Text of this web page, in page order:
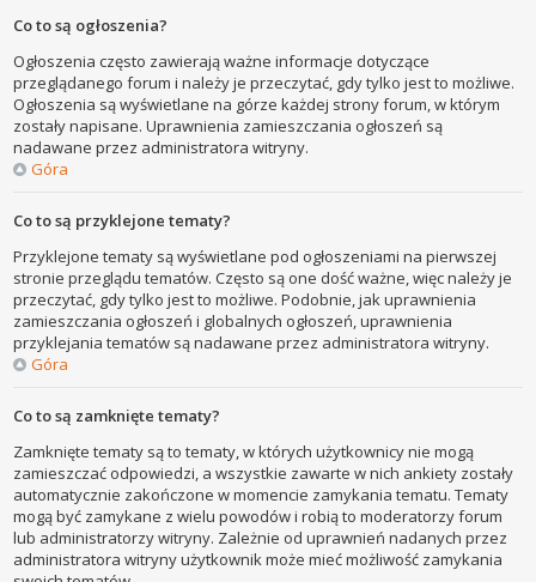
Co to są ogłoszenia?
Ogłoszenia często zawierają ważne informacje dotyczące
przeglądanego forum i należy je przeczytać, gdy tylko jest to możliwe.
Ogłoszenia są wyświetlane na górze każdej strony forum, w którym
zostały napisane. Uprawnienia zamieszczania ogłoszeń są
nadawane przez administratora witryny.
Góra
Co to są przyklejone tematy?
Przyklejone tematy są wyświetlane pod ogłoszeniami na pierwszej
stronie przeglądu tematów. Często są one dość ważne, więc należy je
przeczytać, gdy tylko jest to możliwe. Podobnie, jak uprawnienia
zamieszczania ogłoszeń i globalnych ogłoszeń, uprawnienia
przyklejania tematów są nadawane przez administratora witryny.
Góra
Co to są zamknięte tematy?
Zamknięte tematy są to tematy, w których użytkownicy nie mogą
zamieszczać odpowiedzi, a wszystkie zawarte w nich ankiety zostały
automatycznie zakończone w momencie zamykania tematu. Tematy
mogą być zamykane z wielu powodów i robią to moderatorzy forum
lub administratorzy witryny. Zależnie od uprawnień nadanych przez
administratora witryny użytkownik może mieć możliwość zamykania